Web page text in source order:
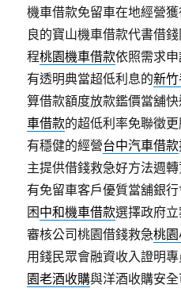
機車借款免留車在地經營
良的寶山機車借款代書借
程桃園機車借款依照需求
有透明典當超低利息的新
算借款額度放款鑑價當舖
車借款的超低利率免聯徵
有穩健的經營台中汽車借款
主提供借錢救急好方法週
有免留車客戶優質當舖銀
困中和機車借款選擇政府
審核公司桃園借錢救急桃
用錢民眾會融資收入證明
園老酒收購與洋酒收購安